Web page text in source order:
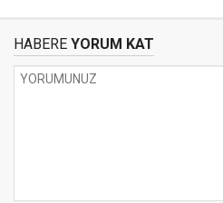
HABERE YORUM KAT